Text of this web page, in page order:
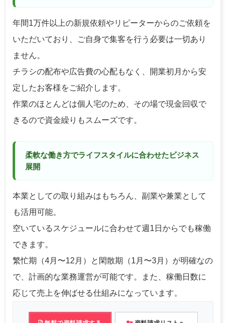
年間1万件以上の新規依頼やリピーターからのご依頼を
いただいており、ご自身で集客を行う必要は一切あり
ません。
チラシの配布や広告費の心配もなく、開業初月から安
定したお客様をご紹介します。
作業のほとんどは個人宅のため、その場で現金回収で
きるので資金繰りもスムーズです。
柔軟な働き方でライフスタイルに合わせたビジネス
展開
本業としての取り組みはもちろん、副業や兼業として
も活用可能。
空いているスケジュールに合わせて週1日からでも稼働
できます。
繁忙期（4月〜12月）と閑散期（1月〜3月）が明確なの
で、計画的な業務運営が可能です。また、稼働日数に
応じて売上を伸ばせる仕組みになっています。